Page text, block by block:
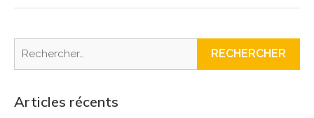
Articles récents